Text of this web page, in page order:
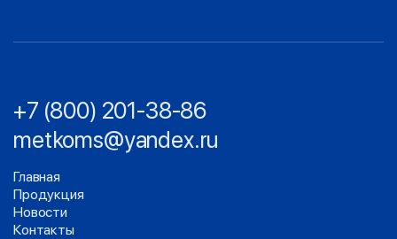
+7 (800) 201-38-86
metkoms@yandex.ru
Главная
Продукция
Новости
Контакты